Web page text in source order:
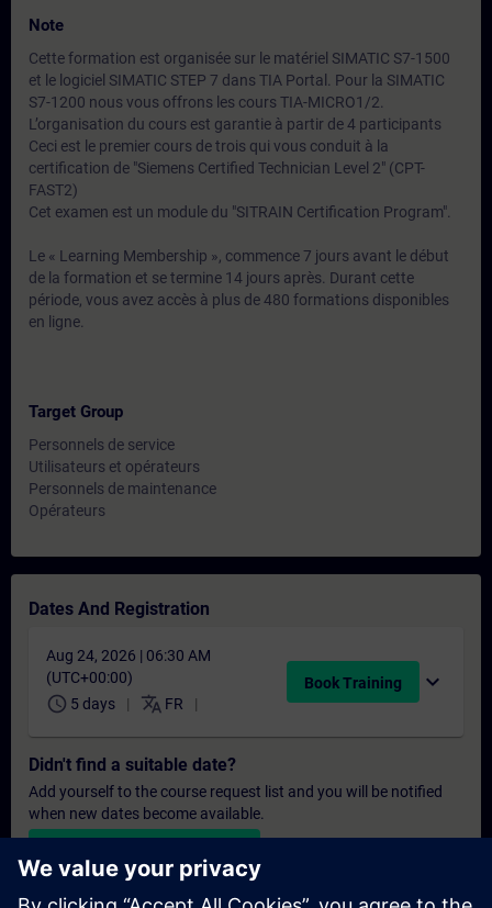
Note
Cette formation est organisée sur le matériel SIMATIC S7-1500
et le logiciel SIMATIC STEP 7 dans TIA Portal. Pour la SIMATIC
S7-1200 nous vous offrons les cours TIA-MICRO1/2.
L’organisation du cours est garantie à partir de 4 participants
Ceci est le premier cours de trois qui vous conduit à la
certification de "Siemens Certified Technician Level 2" (CPT-
FAST2)
Cet examen est un module du "SITRAIN Certification Program".
Le « Learning Membership », commence 7 jours avant le début
de la formation et se termine 14 jours après. Durant cette
période, vous avez accès à plus de 480 formations disponibles
en ligne.
Target Group
Personnels de service
Utilisateurs et opérateurs
Personnels de maintenance
Opérateurs
Dates And Registration
Aug 24, 2026 | 06:30 AM
(UTC+00:00)
schedule 5 days translate FR
Book Training expand_more
Didn't find a suitable date?
Add yourself to the course request list and you will be notified
when new dates become available.